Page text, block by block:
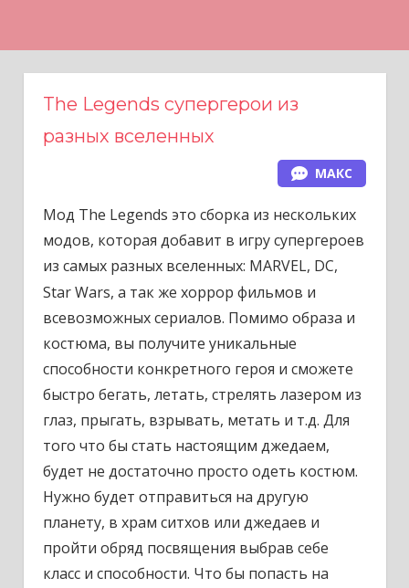
The Legends супергерои из
разных вселенных
МАКС
Мод The Legends это сборка из нескольких
модов, которая добавит в игру супергероев
из самых разных вселенных: MARVEL, DC,
StarWars, а так же хоррор фильмов и
всевозможных сериалов. Помимо образа и
костюма, вы получите уникальные
способности конкретного героя и сможете
быстро бегать, летать, стрелять лазером из
глаз, прыгать, взрывать, метать и т.д. Для
того что бы стать настоящим джедаем,
будет не достаточно просто одеть костюм.
Нужно будет отправиться на другую
планету, в храм ситхов или джедаев и
пройти обряд посвящения выбрав себе
класс и способности. Что бы попасть на